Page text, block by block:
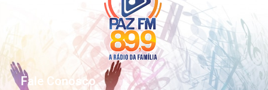
Fale Conosco